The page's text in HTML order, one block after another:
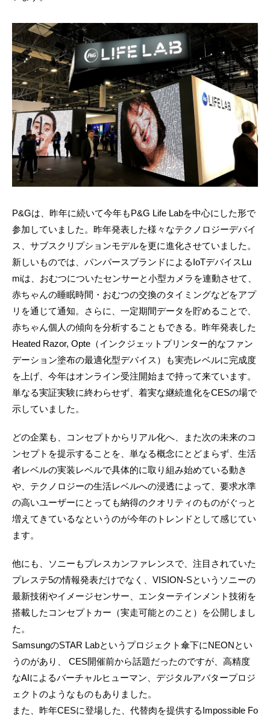
P&Gは、昨年に続いて今年もP&G Life Labを中心にした形で
参加していました。昨年発表した様々なテクノロジーデバイ
ス、サブスクリプションモデルを更に進化させていました。
新しいものでは、パンパースブランドによるIoTデバイスLu
miは、おむつについたセンサーと小型カメラを連動させて、
赤ちゃんの睡眠時間・おむつの交換のタイミングなどをアプ
リを通じて通知。さらに、一定期間データを貯めることで、
赤ちゃん個人の傾向を分析することもできる。昨年発表した
Heated Razor, Opte（インクジェットプリンター的なファン
デーション塗布の最適化型デバイス）も実売レベルに完成度
を上げ、今年はオンライン受注開始まで持って来ています。
単なる実証実験に終わらせず、着実な継続進化をCESの場で
示していました。
どの企業も、コンセプトからリアル化へ、また次の未来のコ
ンセプトを提示することを、単なる概念にとどまらず、生活
者レベルの実装レベルで具体的に取り組み始めている動き
や、テクノロジーの生活レベルへの浸透によって、要求水準
の高いユーザーにとっても納得のクオリティのものがぐっと
増えてきているなというのが今年のトレンドとして感じてい
ます。
他にも、ソニーもプレスカンファレンスで、注目されていた
プレステ5の情報発表だけでなく、VISION-Sというソニーの
最新技術やイメージセンサー、エンターテインメント技術を
搭載したコンセプトカー（実走可能とのこと）を公開しまし
た。
SamsungのSTAR Labというプロジェクト傘下にNEONとい
うのがあり、 CES開催前から話題だったのですが、高精度
なAIによるバーチャルヒューマン、デジタルアバタープロジ
ェクトのようなものもありました。
また、昨年CESに登場した、代替肉を提供するImpossible Fo